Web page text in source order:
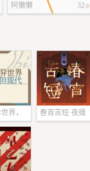
《明心承孝》
阿懒懒 32
界，
春宵苦短·夜蛾